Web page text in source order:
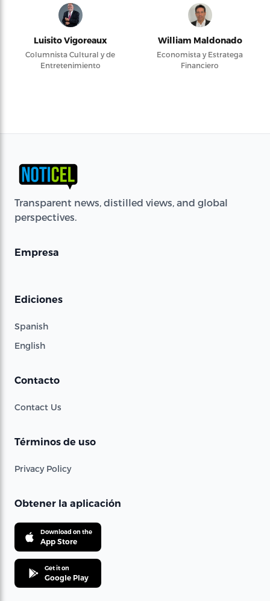
Luisito Vigoreaux
Columnista Cultural y de
Entretenimiento
William Maldonado
Economista y Estratega
Financiero
Transparent news, distilled views, and global
perspectives.
Empresa
Ediciones
Spanish
English
Contacto
Contact Us
Términos de uso
Privacy Policy
Obtener la aplicación
Download on the
App Store
Get it on
Google Play